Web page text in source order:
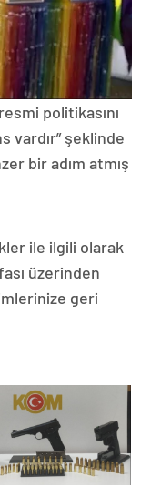
politikasını
vardır” şeklinde
bir adım atmış
ile ilgili olarak
üzerinden
geri